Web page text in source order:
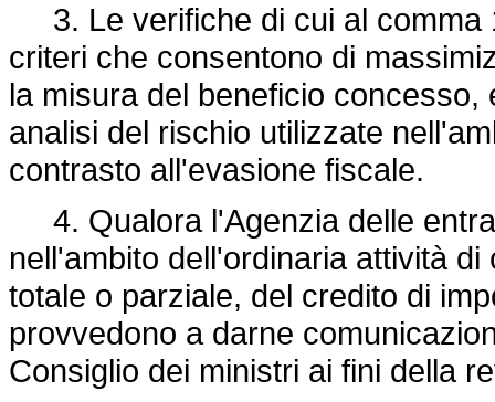
3. Le verifiche di cui al comma
criteri che consentono di
la misura del beneficio
analisi del rischio utilizzate
contrasto all'evasione fiscale.
4. Qualora l'Agenzia delle
nell'ambito dell'ordinaria attività
totale o parziale, del credito di
provvedono a darne
Consiglio dei ministri ai fini della